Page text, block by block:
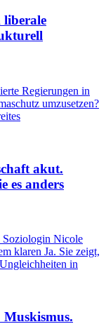
liberale
Regierungen in
umzusetzen?
akut.
es anders
Soziologin Nicole
klaren Ja. Sie zeigt,
in